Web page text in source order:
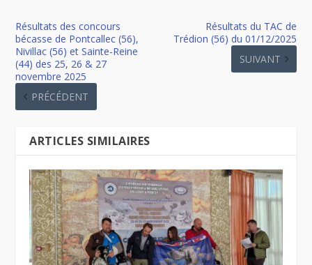
Résultats des concours
bécasse de Pontcallec (56),
Nivillac (56) et Sainte-Reine
(44) des 25, 26 & 27
novembre 2025
PRÉCÉDENT
Résultats du TAC de
Trédion (56) du 01/12/2025
SUIVANT
ARTICLES SIMILAIRES